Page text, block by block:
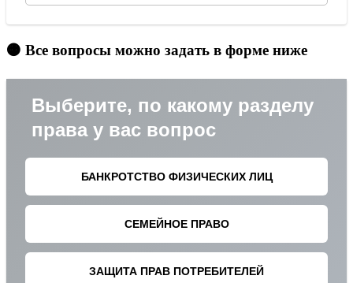
🟠 Все вопросы можно задать в форме ниже